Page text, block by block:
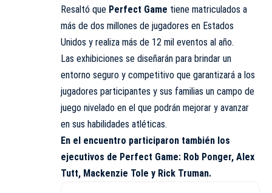
Resaltó que Perfect Game tiene matriculados a
más de dos millones de jugadores en Estados
Unidos y realiza más de 12 mil eventos al año.
Las exhibiciones se diseñarán para brindar un
entorno seguro y competitivo que garantizará a los
jugadores participantes y sus familias un campo de
juego nivelado en el que podrán mejorar y avanzar
en sus habilidades atléticas.
En el encuentro participaron también los
ejecutivos de Perfect Game: Rob Ponger, Alex
Tutt, Mackenzie Tole y Rick Truman.